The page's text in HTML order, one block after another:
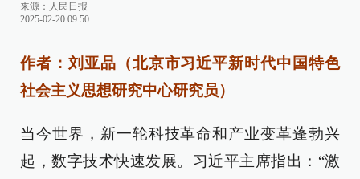
来源： 人民日报
2025-02-20 09:50
作者：刘亚品（北京市习近平新时代中国特色
社会主义思想研究中心研究员）
当今世界，新一轮科技革命和产业变革蓬勃兴
起，数字技术快速发展。习近平主席指出：“激